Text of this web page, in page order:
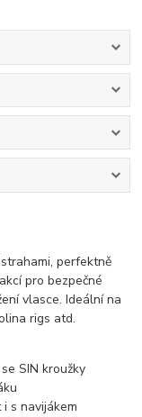
perfektně
pro bezpečné
vlasce. Ideální na
rigs atd.
SIN kroužky
s navijákem